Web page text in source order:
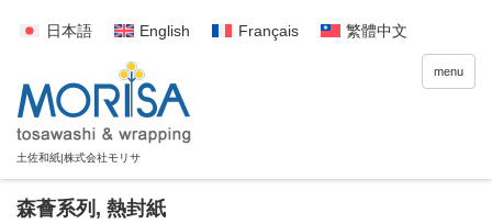
日本語 English Français 繁體中文
menu
森薈系列 , 熱封紙